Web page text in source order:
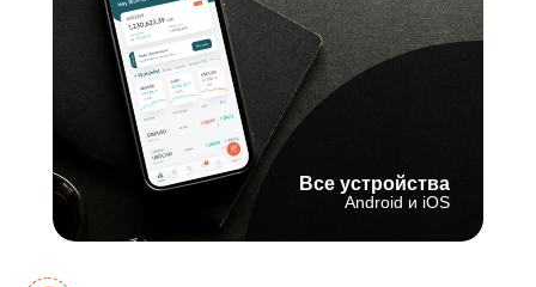
Все устройства
Android и iOS